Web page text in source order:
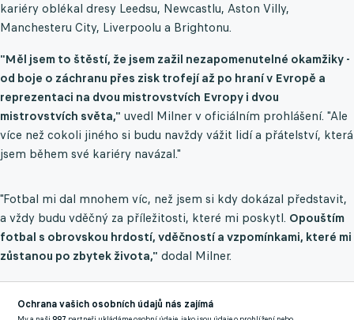
kariéry oblékal dresy Leedsu, Newcastlu, Aston Villy,
Manchesteru City, Liverpoolu a Brightonu.
"Měl jsem to štěstí, že jsem zažil nezapomenutelné okamžiky -
od boje o záchranu přes zisk trofejí až po hraní v Evropě a
reprezentaci na dvou mistrovstvích Evropy i dvou
mistrovstvích světa," uvedl Milner v oficiálním prohlášení. "Ale
více než cokoli jiného si budu navždy vážit lidí a přátelství, která
jsem během své kariéry navázal."
"Fotbal mi dal mnohem víc, než jsem si kdy dokázal představit,
a vždy budu vděčný za příležitosti, které mi poskytl. Opouštím
fotbal s obrovskou hrdostí, vděčností a vzpomínkami, které mi
zůstanou po zbytek života," dodal Milner.
Ochrana vašich osobních údajů nás zajímá